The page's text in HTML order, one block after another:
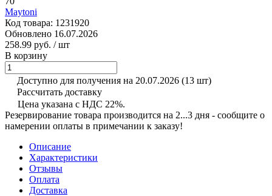
Maytoni
Код товара: 1231920
Обновлено 16.07.2026
258.99 руб. / шт
В корзину
Доступно для получения на 20.07.2026 (13 шт)
Рассчитать доставку
Цена указана с НДС 22%.
Резервирование товара производится на 2...3 дня - сообщите о
намерении оплаты в примечании к заказу!
Описание
Характеристики
Отзывы
Оплата
Доставка